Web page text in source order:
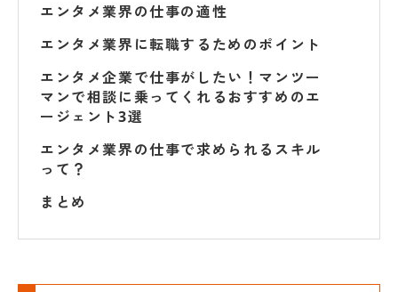
エンタメ業界の仕事の適性
エンタメ業界に転職するためのポイント
エンタメ企業で仕事がしたい！マンツー
マンで相談に乗ってくれるおすすめのエ
ージェント3選
エンタメ業界の仕事で求められるスキル
って？
まとめ